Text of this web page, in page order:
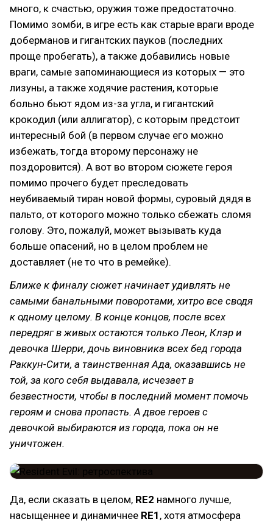
много, к счастью, оружия тоже предостаточно.
Помимо зомби, в игре есть как старые враги вроде
доберманов и гигантских пауков (последних
проще пробегать), а также добавились новые
враги, самые запоминающиеся из которых — это
лизуны, а также ходячие растения, которые
больно бьют ядом из-за угла, и гигантский
крокодил (или аллигатор), с которым предстоит
интересный бой (в первом случае его можно
избежать, тогда второму персонажу не
поздоровится). А вот во втором сюжете героя
помимо прочего будет преследовать
неубиваемый тиран новой формы, суровый дядя в
пальто, от которого можно только сбежать сломя
голову. Это, пожалуй, может вызывать куда
больше опасений, но в целом проблем не
доставляет (не то что в ремейке).
Ближе к финалу сюжет начинает удивлять не
самыми банальными поворотами, хитро все сводя
к одному целому. В конце концов, после всех
передряг в живых остаются только Леон, Клэр и
девочка Шерри, дочь виновника всех бед города
Раккун-Сити, а таинственная Ада, оказавшись не
той, за кого себя выдавала, исчезает в
безвестности, чтобы в последний момент помочь
героям и снова пропасть. А двое героев с
девочкой выбираются из города, пока он не
уничтожен.
Да, если сказать в целом, RE2 намного лучше,
насыщеннее и динамичнее RE1 , хотя атмосфера